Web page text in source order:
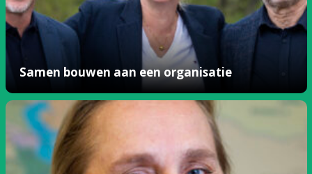
Samen bouwen aan een organisatie